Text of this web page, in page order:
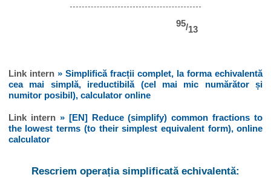
95/13
Link intern » Simplifică fracții complet, la forma echivalentă
cea mai simplă, ireductibilă (cel mai mic numărător și
numitor posibil), calculator online
Link intern » [EN] Reduce (simplify) common fractions to
the lowest terms (to their simplest equivalent form), online
calculator
Rescriem operația simplificată echivalentă: